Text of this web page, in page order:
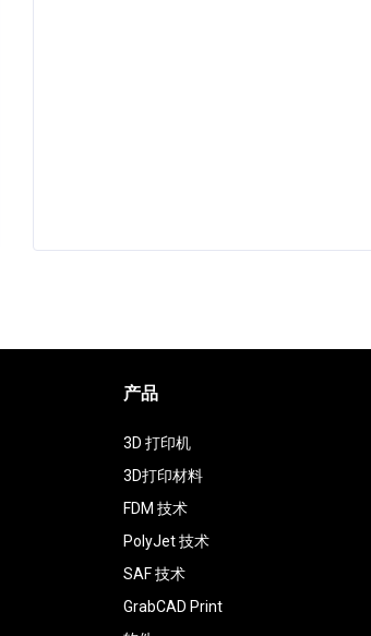
产品
3D 打印机
3D打印材料
FDM 技术
PolyJet 技术
SAF 技术
GrabCAD Print